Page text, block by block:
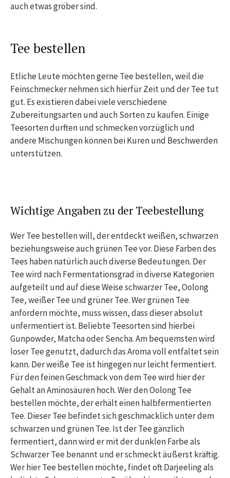
auch etwas gröber sind.
Tee bestellen
Etliche Leute möchten gerne Tee bestellen, weil die
Feinschmecker nehmen sich hierfür Zeit und der Tee tut
gut. Es existieren dabei viele verschiedene
Zubereitungsarten und auch Sorten zu kaufen. Einige
Teesorten durften und schmecken vorzüglich und
andere Mischungen können bei Kuren und Beschwerden
unterstützen.
Wichtige Angaben zu der Teebestellung
Wer Tee bestellen will, der entdeckt weißen, schwarzen
beziehungsweise auch grünen Tee vor. Diese Farben des
Tees haben natürlich auch diverse Bedeutungen. Der
Tee wird nach Fermentationsgrad in diverse Kategorien
aufgeteilt und auf diese Weise schwarzer Tee, Oolong
Tee, weißer Tee und grüner Tee. Wer grünen Tee
anfordern möchte, muss wissen, dass dieser absolut
unfermentiert ist. Beliebte Teesorten sind hierbei
Gunpowder, Matcha oder Sencha. Am bequemsten wird
loser Tee genutzt, dadurch das Aroma voll entfaltet sein
kann. Der weiße Tee ist hingegen nur leicht fermentiert.
Für den feinen Geschmack von dem Tee wird hier der
Gehalt an Aminosäuren hoch. Wer den Oolong Tee
bestellen möchte, der erhält einen halbfermentierten
Tee. Dieser Tee befindet sich geschmacklich unter dem
schwarzen und grünen Tee. Ist der Tee gänzlich
fermentiert, dann wird er mit der dunklen Farbe als
Schwarzer Tee benannt und er schmeckt äußerst kräftig.
Wer hier Tee bestellen möchte, findet oft Darjeeling als